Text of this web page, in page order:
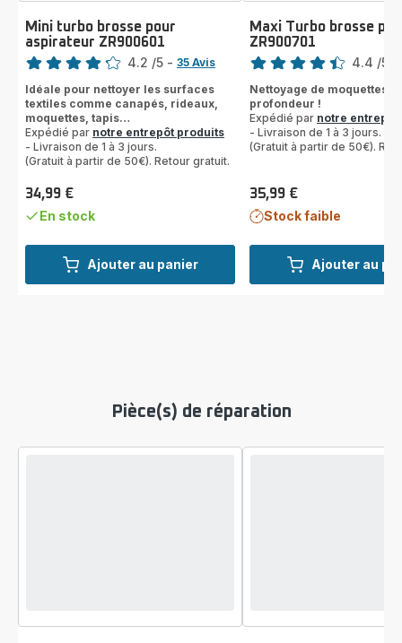
Ajouter au panier
Mini turbo brosse pour
aspirateur ZR900601
Note
4.2 /5 - 35 Avis
Idéale pour nettoyer les surfaces
textiles comme canapés, rideaux,
moquettes, tapis…
Expédié par notre entrepôt produits
- Livraison de 1 à 3 jours.
(Gratuit à partir de 50€). Retour gratuit.
Prix
34,99 €
En stock
Ajouter au
Maxi Turbo brosse pro
ZR900701
Note
4.4 /5
Nettoyage de moquettes
profondeur !
Expédié par notre entrepôt
- Livraison de 1 à 3 jours.
(Gratuit à partir de 50€).
Prix
35,99 €
Stock faible
Pièce(s) de réparation